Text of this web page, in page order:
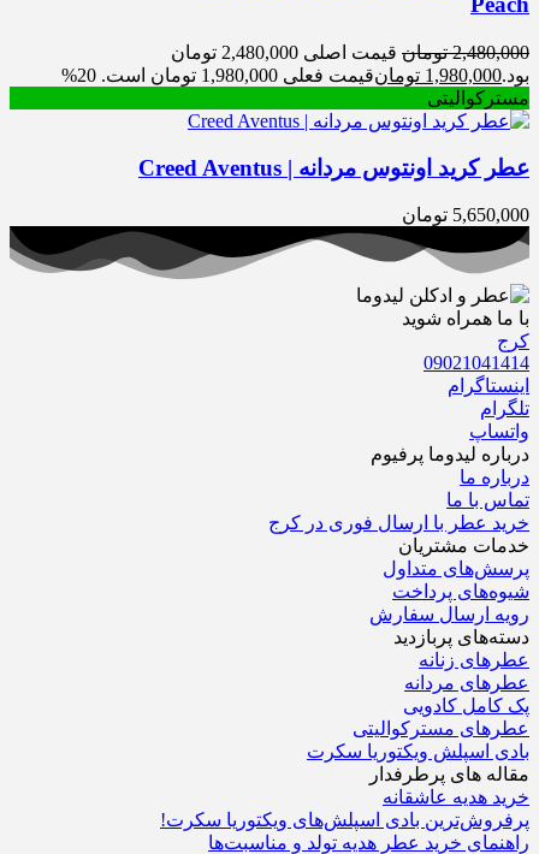
2,480,000 تومان
قیمت اصلی 2,480,000 تومان
بود.1,980,000 تومانقیمت فعلی 1,980,000 تومان است.
20%
مسترکوالیتی
عطر کرید اونتوس مردانه | Creed Aventus
5,650,000 تومان
با ما همراه شوید
کرج
09021041414
اینستاگرام
تلگرام
واتساپ
درباره‌ لیدوما پرفیوم
درباره‌ ما
تماس با ما
خرید عطر با ارسال فوری در کرج
خدمات مشتریان
پرسش‌های متداول
شیوه‌های پرداخت
رویه ارسال سفارش‌
دسته‌های پربازدید
عطرهای زنانه
عطرهای مردانه
پک کامل کادویی
عطرهای مسترکوالیتی
بادی اسپلش ویکتوریا سکرت
مقاله های پرطرفدار
خرید هدیه عاشقانه
پرفروش‌ترین بادی اسپلش‌های ویکتوریا سکرت!
راهنمای خرید عطر هدیه تولد و مناسبت‌ها